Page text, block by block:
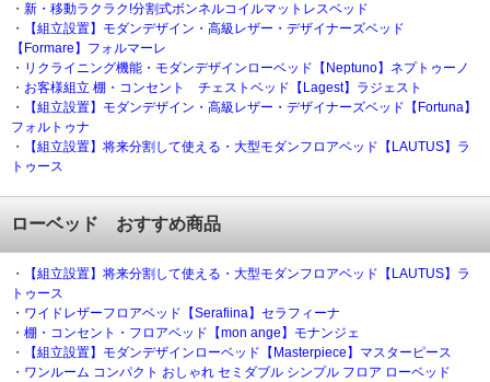
・ 新・移動ラクラク!分割式ボンネルコイルマットレスベッド
・
【組立設置】モダンデザイン・高級レザー・デザイナーズベッド
【Formare】フォルマーレ
・ リクライニング機能・モダンデザインローベッド【Neptuno】ネプトゥーノ
・ お客様組立 棚・コンセント チェストベッド【Lagest】ラジェスト
・
【組立設置】モダンデザイン・高級レザー・デザイナーズベッド【Fortuna】
フォルトゥナ
・
【組立設置】将来分割して使える・大型モダンフロアベッド【LAUTUS】ラ
トゥース
ローベッド おすすめ商品
・
【組立設置】将来分割して使える・大型モダンフロアベッド【LAUTUS】ラ
トゥース
・ ワイドレザーフロアベッド【Serafiina】セラフィーナ
・ 棚・コンセント・フロアベッド【mon ange】モナンジェ
・
【組立設置】モダンデザインローベッド【Masterpiece】マスターピース
・ ワンルーム コンパクト おしゃれ セミダブル シンプル フロア ローベッド